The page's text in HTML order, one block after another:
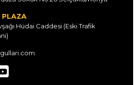
PLAZA
Hüdai Caddesi (Eski Trafik